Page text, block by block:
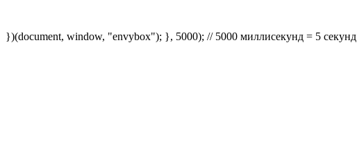
})(document, window, "envybox"); }, 5000); // 5000 миллисекунд = 5 секунд